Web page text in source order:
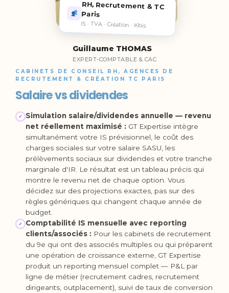
RH, Recrutement & TC
Paris
IS · TVA · Création · Kbis
Guillaume THOMAS
EXPERT-COMPTABLE & CAC
CABINETS DE CONSEIL RH, AGENCES DE
RECRUTEMENT & CRÉATION TC PARIS
Salaire vs dividendes
✓
Simulation salaire/dividendes annuelle — revenu
net réellement maximisé : GT Expertise intègre
simultanément votre IS prévisionnel, le coût des
charges sociales sur votre salaire SASU, les
prélèvements sociaux sur dividendes et votre tranche
marginale d'IR. Le résultat est un tableau précis qui
montre le revenu net de chaque option. Vous
décidez sur des projections exactes, pas sur des
règles génériques qui changent chaque année de
budget.
✓
Comptabilité IS mensuelle avec reporting
clients/associés : Pour les cabinets de recrutement
du 9e qui ont des associés multiples ou qui préparent
une opération de croissance externe, GT Expertise
produit un reporting mensuel complet — P&L par
ligne de métier (recrutement cadres, recrutement
dirigeants, outplacement), suivi de taux de conversion